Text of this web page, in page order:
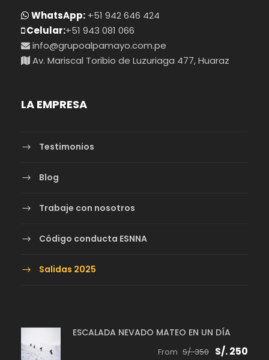
WhatsApp: +51 942 646 424
Celular:+51 943 081 066
info@grupoalpamayo.com.pe
Av. Mariscal Toribio de Luzuriaga 477, Huaraz
LA EMPRESA
Testimonios
Blog
Trabaje con nosotros
Código conducta ESNNA
Salidas 2025
ESCALADA NEVADO MATEO EN UN DÍA
From S/. 350 S/. 250